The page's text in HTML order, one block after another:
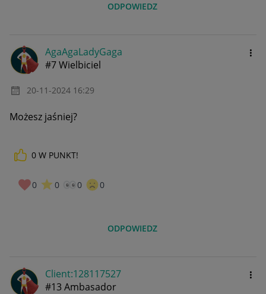
ODPOWIEDZ
AgaAgaLadyGaga
#7 Wielbiciel
‎20-11-2024 16:29
Możesz jaśniej?
0 W PUNKT!
0 0 0 0
ODPOWIEDZ
Client:128117527
#13 Ambasador